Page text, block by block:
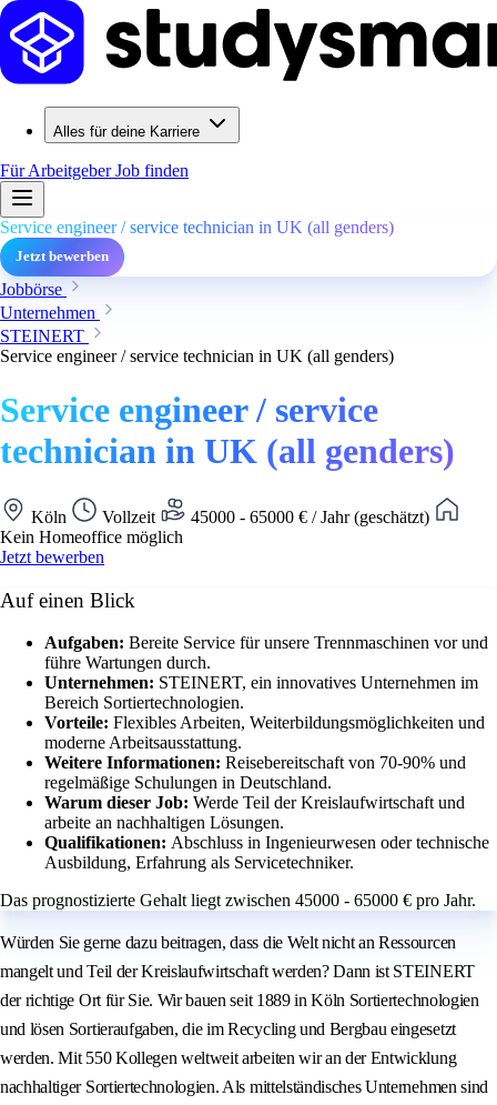
Alles für deine Karriere
Für ArbeitgeberJob finden
Service engineer / service technician in UK (all genders)
Jetzt bewerben
Jobbörse
Unternehmen
STEINERT
Service engineer / service technician in UK (all genders)
Service engineer / service
technician in UK (all genders)
Köln Vollzeit
45000 - 65000 € / Jahr (geschätzt)
Kein Homeoffice möglich
Jetzt bewerben
Auf einen Blick
Aufgaben: Bereite Service für unsere Trennmaschinen vor und
führe Wartungen durch.
Unternehmen: STEINERT, ein innovatives Unternehmen im
Bereich Sortiertechnologien.
Vorteile: Flexibles Arbeiten, Weiterbildungsmöglichkeiten und
moderne Arbeitsausstattung.
Weitere Informationen: Reisebereitschaft von 70-90% und
regelmäßige Schulungen in Deutschland.
Warum dieser Job: Werde Teil der Kreislaufwirtschaft und
arbeite an nachhaltigen Lösungen.
Qualifikationen: Abschluss in Ingenieurwesen oder technische
Ausbildung, Erfahrung als Servicetechniker.
Das prognostizierte Gehalt liegt zwischen 45000 - 65000 € pro Jahr.
Würden Sie gerne dazu beitragen, dass die Welt nicht an Ressourcen
mangelt und Teil der Kreislaufwirtschaft werden? Dann ist STEINERT
der richtige Ort für Sie. Wir bauen seit 1889 in Köln Sortiertechnologien
und lösen Sortieraufgaben, die im Recycling und Bergbau eingesetzt
werden. Mit 550 Kollegen weltweit arbeiten wir an der Entwicklung
nachhaltiger Sortiertechnologien. Als mittelständisches Unternehmen sind